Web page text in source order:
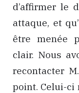
d’affirmer le
attaque, et
être menée
clair. Nous
recontacter
point. Celui-ci